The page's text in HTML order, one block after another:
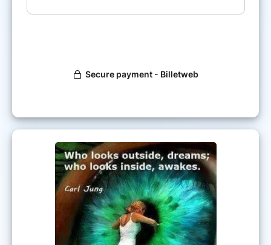
Qu’est-ce que le Mindscape ?
latent et intuitif de l’esprit, en apprenant
Qui est le facilitateur ?
Cindy Guermeur est Diplômée de
l’European School of Animal
Ostéopathy à Brighton en Angleterre,
ainsi que Praticienne Certifiée en
BodyTalk. C'est au Royaume-Uni
qu'elle découvre le MindScape.